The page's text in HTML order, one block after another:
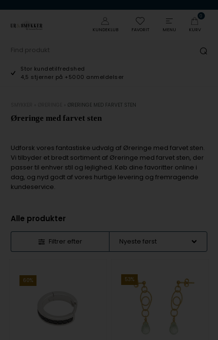
KUNDEKLUB FAVORIT MENU
0
KURV
Stor kundetilfredshed
4,5 stjerner på +5000 anmeldelser
»ØRERINGE MED FARVET STEN
Øreringe med farvet sten
Udforsk vores fantastiske udvalg af Øreringe med farvet sten.
Vi tilbyder et bredt sortiment af Øreringe med farvet sten, der
passer til enhver stil og lejlighed. Køb dine favoritter online i
dag, og nyd godt af vores hurtige levering og fremragende
kundeservice.
Alle produkter
Filtrer efter
60% 53%